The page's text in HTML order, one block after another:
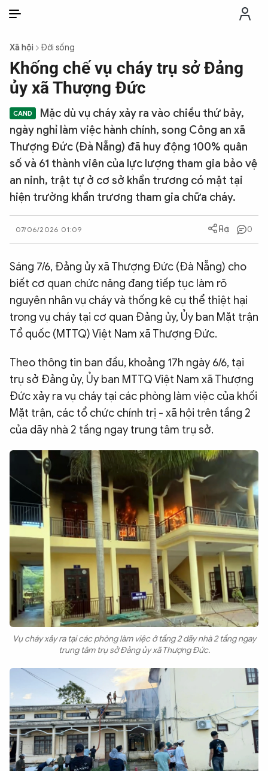
THỜI SỰ
CHỐNG DIỄN BIẾN HÒA BÌNH
CÔNG AN TRONG LÒNG DÂN
CÔNG NGHỆ
QUỐC TẾ
VĂN HÓA - THỂ THAO
BẠN ĐỌC & CAND
ĐA PHƯƠNG TIỆN
eMagazine
Podcast
Video Ảnh
Infographic
Chuyên trangAn ninh thế giới
Văn nghệ Công an
Chuyên đề
Xã hội Đời sống
Khống chế vụ cháy trụ sở Đảng
ủy xã Thượng Đức
Mặc dù vụ cháy xảy ra vào chiều thứ bảy,
ngày nghỉ làm việc hành chính, song Công an xã
Thượng Đức (Đà Nẵng) đã huy động 100% quân
số và 61 thành viên của lực lượng tham gia bảo vệ
an ninh, trật tự ở cơ sở khẩn trương có mặt tại
hiện trường khẩn trương tham gia chữa cháy.
07/06/2026 01:09 0
Sáng 7/6, Đảng ủy xã Thượng Đức (Đà Nẵng) cho
biết cơ quan chức năng đang tiếp tục làm rõ
nguyên nhân vụ cháy và thống kê cụ thể thiệt hại
trong vụ cháy tại cơ quan Đảng ủy, Ủy ban Mặt trận
Tổ quốc (MTTQ) Việt Nam xã Thượng Đức.
Theo thông tin ban đầu, khoảng 17h ngày 6/6, tại
trụ sở Đảng ủy, Ủy ban MTTQ Việt Nam xã Thượng
Đức xảy ra vụ cháy tại các phòng làm việc của khối
Mặt trận, các tổ chức chính trị - xã hội trên tầng 2
của dãy nhà 2 tầng ngay trung tâm trụ sở.
Vụ cháy xảy ra tại các phòng làm việc ở tầng 2 dãy nhà 2 tầng ngay
trung tâm trụ sở Đảng ủy xã Thượng Đức.